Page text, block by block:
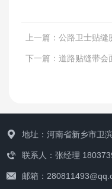
上一篇：公路卫士贴缝
下一篇：道路贴缝带会
地址：河南省新乡市卫
联系人：张经理
邮箱：